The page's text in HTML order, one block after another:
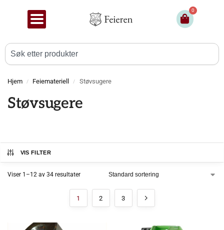
0
Hjem / Feiemateriell / Støvsugere
Støvsugere
VIS FILTER
Viser 1–12 av 34 resultater
1 2 3